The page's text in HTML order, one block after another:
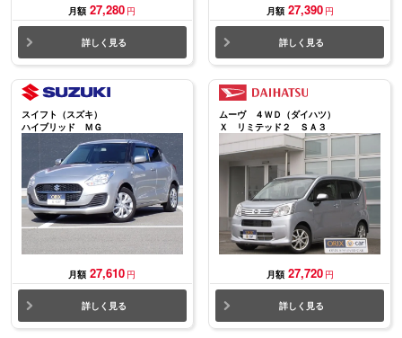
月額 27,280 円
詳しく見る
月額 27,390 円
詳しく見る
スイフト（スズキ）
ハイブリッド ＭＧ
月額 27,610 円
詳しく見る
ムーヴ ４ＷＤ（ダイハツ）
Ｘ リミテッド２ ＳＡ３
月額 27,720 円
詳しく見る